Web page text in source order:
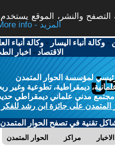
والنشر، الموقع
More info - المزيد
-وكالة أنباء اليسار -وكالة أنباء
الاقتصاد - اخبار
لمؤسسة الحوار المتمدن
ديمقراطية، تطوعية وغير
مدني علماني ديمقراطي حديث
المتمدن على جائزة ابن رشد للفكر
تقنية في تصفح الحوار المتمدن
الحوار المتمدن مراكز الاخبار